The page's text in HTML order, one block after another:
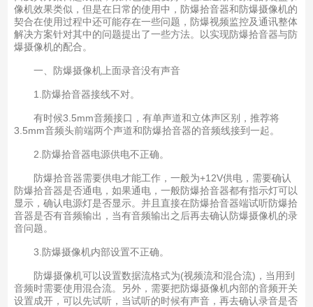
像机效果类似，但是在日常的使用中，防爆拾音器和防爆摄像机的
契合在使用过程中还可能存在一些问题，防爆视频监控及通讯整体
解决方案针对其中的问题提出了一些方法。以实现防爆拾音器与防
爆摄像机的配合。
一、防爆摄像机上面录音没有声音
1.防爆拾音器接线不对。
有时候3.5mm音频接口，有单声道和立体声区别，推荐将
3.5mm音频头前端两个声道和防爆拾音器的音频线接到一起。
2.防爆拾音器电源供电不正确。
防爆拾音器需要供电才能工作，一般为+12V供电，需要确认
防爆拾音器是否通电，如果通电，一般防爆拾音器都有指示灯可以
显示，确认电源灯是否显示。并且直接在防爆拾音器端试听防爆拾
音器是否有音频输出，当有音频输出之后再去确认防爆摄像机的录
音问题。
3.防爆摄像机内部设置不正确。
防爆摄像机可以设置数据流格式为(视频流和混合流)，当用到
音频时需要使用混合流。另外，需要把防爆摄像机内部的音频开关
设置成开，可以先试听，当试听的时候有声音，再去确认录音是否